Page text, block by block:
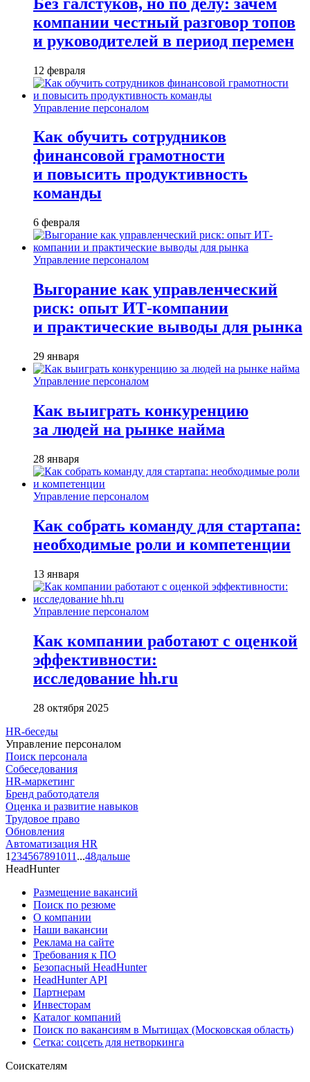
компании честный разговор топов
и руководителей в период перемен
12 февраля
Управление персоналом
Как обучить сотрудников
финансовой грамотности
и повысить продуктивность
команды
6 февраля
Управление персоналом
Выгорание как управленческий
риск: опыт ИТ-компании
и практические выводы для рынка
29 января
Управление персоналом
Как выиграть конкуренцию
за людей на рынке найма
28 января
Управление персоналом
Как собрать команду для стартапа:
необходимые роли и компетенции
13 января
Управление персоналом
Как компании работают с оценкой
эффективности:
исследование hh.ru
28 октября 2025
HR-беседы
Управление персоналом
Поиск персонала
Собеседования
HR-маркетинг
Бренд работодателя
Оценка и развитие навыков
Трудовое право
Обновления
Автоматизация HR
1 234567891011 ...48дальше
HeadHunter
Размещение вакансий
Поиск по резюме
О компании
Наши вакансии
Реклама на сайте
Требования к ПО
Безопасный HeadHunter
HeadHunter API
Партнерам
Инвесторам
Каталог компаний
Поиск по вакансиям в Мытищах (Московская область)
Сетка: соцсеть для нетворкинга
Соискателям